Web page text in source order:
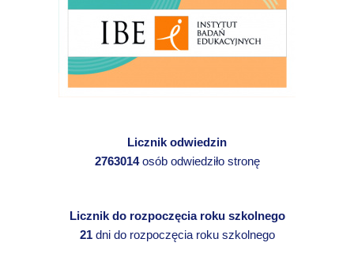
Licznik odwiedzin
2763014osób odwiedziło stronę
Licznik do rozpoczęcia roku szkolnego
21dni do rozpoczęcia roku szkolnego